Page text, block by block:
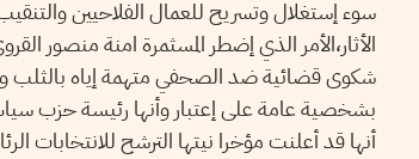
سوء إستغلال وتسريح للعمال الفلاحيين
الأثار،الأمر الذي إضطر المسثمرة امنة منصور
شكوى قضائية ضد الصحفي متهمة إياه بالثلب و
بشخصية عامة على إعتبار وأنها رئيسة حزب
أنها قد أعلنت مؤخرا نيتها الترشح للانتخابات